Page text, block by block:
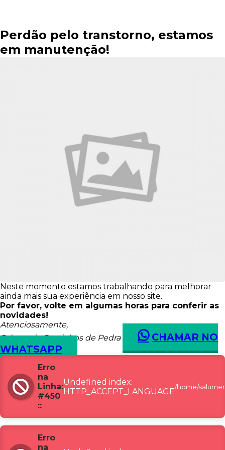
Perdão pelo transtorno, estamos
em manutenção!
Neste momento estamos trabalhando para melhorar
ainda mais sua experiência em nosso site.
Por favor, volte em algumas horas para conferir as
novidades!
Atenciosamente,
Salumeria Caminhos de Pedra
CHAMAR NO
WHATSAPP
Erro
na
Linha:
#450
::
Undefined index:
HTTP_ACCEPT_LANGUAGE/home/
Erro
na